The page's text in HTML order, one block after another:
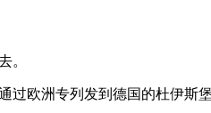
。
欧洲专列发到德国的杜伊斯